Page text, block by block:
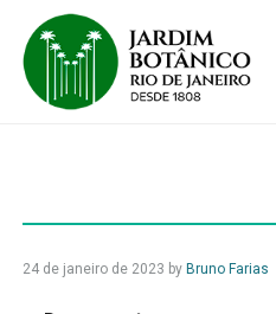
24 de janeiro de 2023 by Bruno Farias